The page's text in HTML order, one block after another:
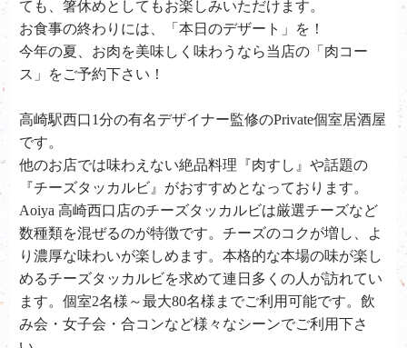
ても、箸休めとしてもお楽しみいただけます。
お食事の終わりには、「本日のデザート」を！
今年の夏、お肉を美味しく味わうなら当店の「肉コー
ス」をご予約下さい！
高崎駅西口1分の有名デザイナー監修のPrivate個室居酒屋
です。
他のお店では味わえない絶品料理『肉すし』や話題の
『チーズタッカルビ』がおすすめとなっております。
Aoiya 高崎西口店のチーズタッカルビは厳選チーズなど
数種類を混ぜるのが特徴です。チーズのコクが増し、よ
り濃厚な味わいが楽しめます。本格的な本場の味が楽し
めるチーズタッカルビを求めて連日多くの人が訪れてい
ます。個室2名様～最大80名様までご利用可能です。飲
み会・女子会・合コンなど様々なシーンでご利用下さ